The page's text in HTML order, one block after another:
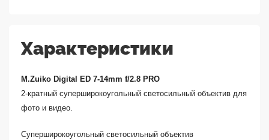
Характеристики
M.Zuiko Digital ED 7-14mm f/2.8 PRO
2-кратный суперширокоугольный светосильный объектив для
фото и видео.
Суперширокоугольный светосильный объектив